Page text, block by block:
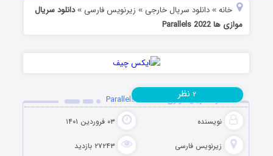
خانه »دانلود سریال خارجی » زیرنویس فارسی »دانلود سریال
موازی ها Parallels 2022
دانلود سریال موازی ها Parallels 2022
نویسنده ۰۳ فروردین ۱۴۰۱
زیرنویس فارسی ۲۷۲۴۳ بازدید
۲ نظر